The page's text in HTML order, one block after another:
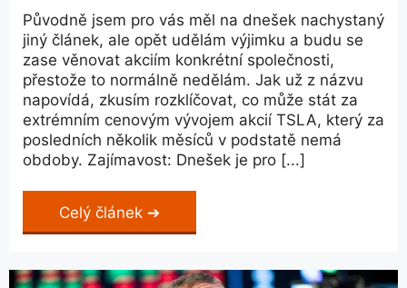
Původně jsem pro vás měl na dnešek nachystaný
jiný článek, ale opět udělám výjimku a budu se
zase věnovat akciím konkrétní společnosti,
přestože to normálně nedělám. Jak už z názvu
napovídá, zkusím rozklíčovat, co může stát za
extrémním cenovým vývojem akcií TSLA, který za
posledních několik měsíců v podstatě nemá
obdoby. Zajímavost: Dnešek je pro [...]
Celý článek